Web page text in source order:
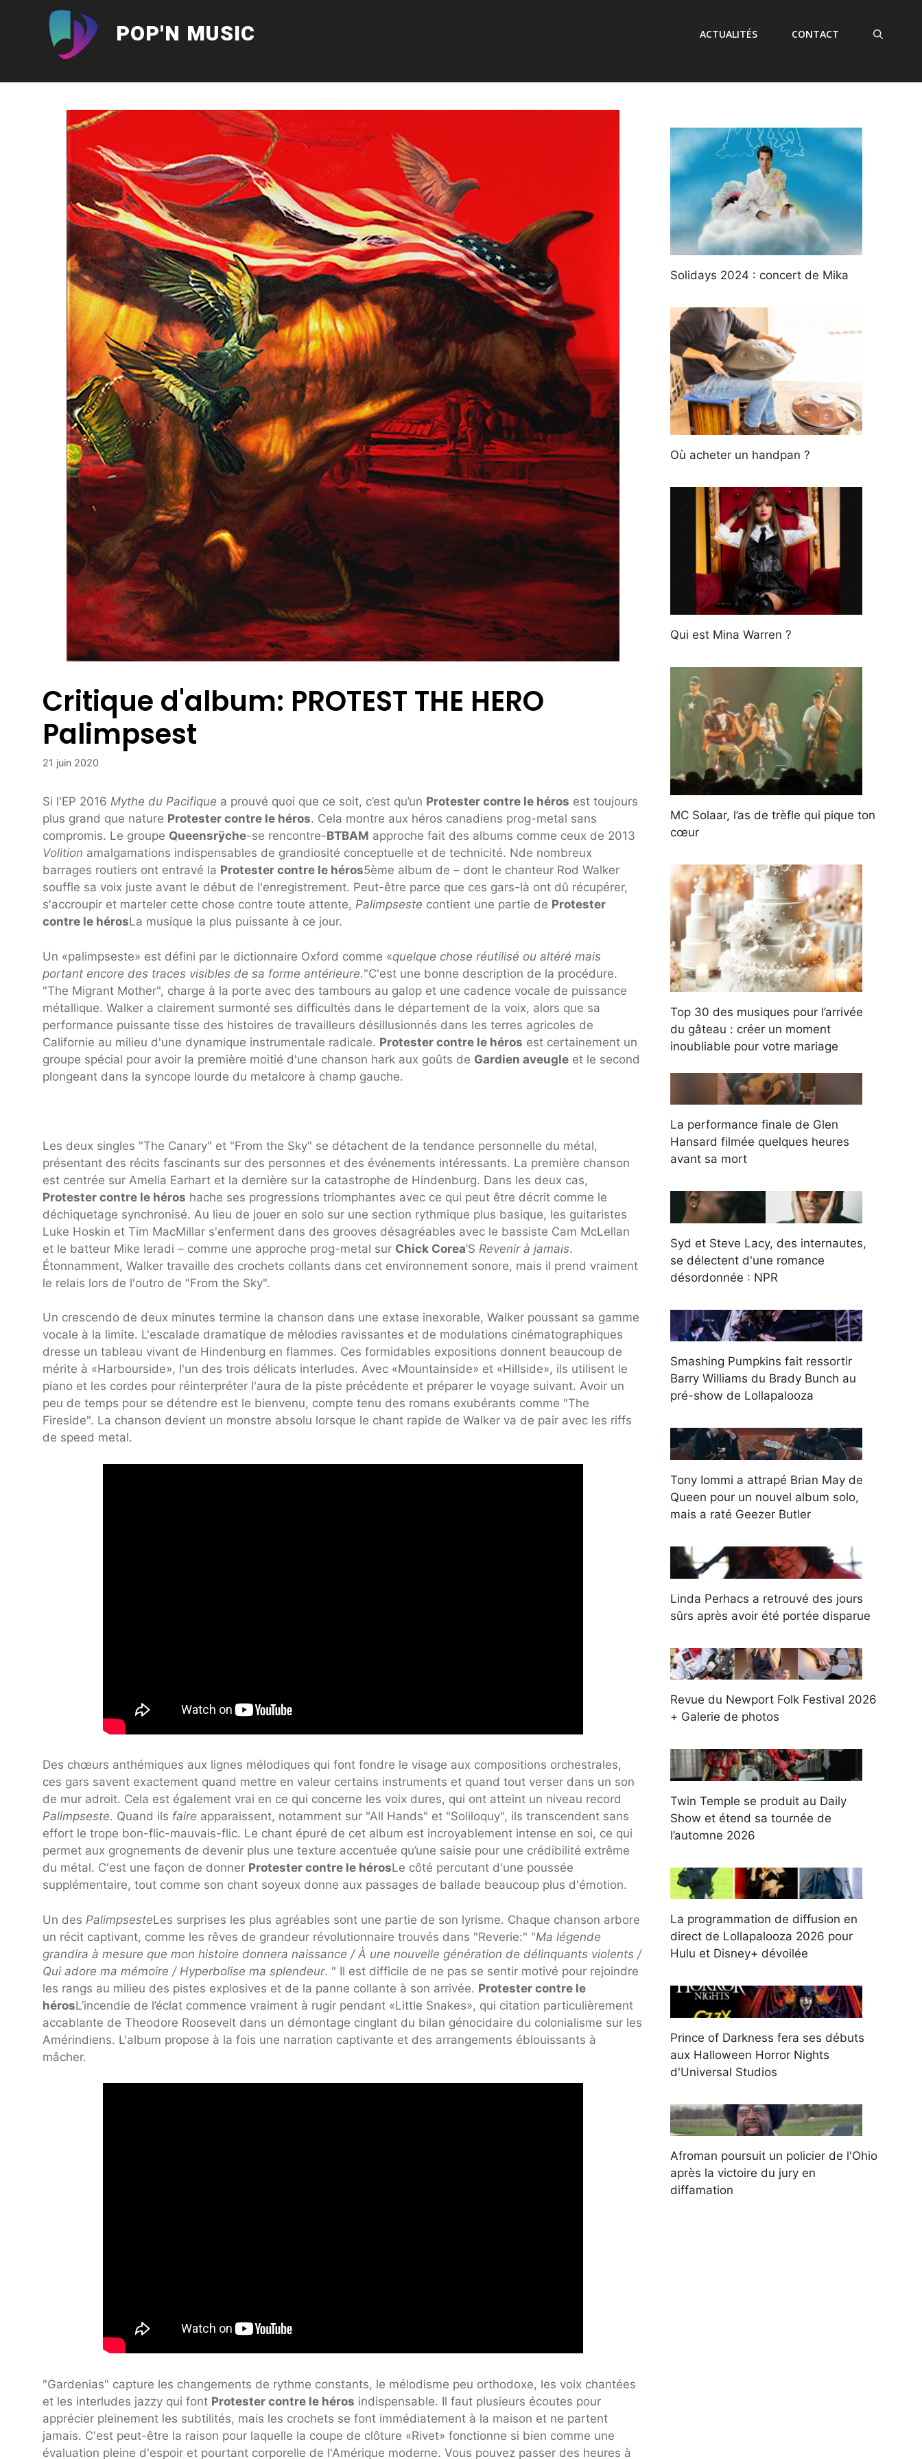
POP'N MUSIC ACTUALITÉS CONTACT
Critique d'album: PROTEST THE HERO
Palimpsest
21 juin 2020
Si l'EP 2016 Mythe du Pacifique a prouvé quoi que ce soit, c’est qu’un Protester contre le héros est toujours
plus grand que nature Protester contre le héros. Cela montre aux héros canadiens prog-metal sans
compromis. Le groupe Queensrÿche-se rencontre-BTBAM approche fait des albums comme ceux de 2013
Volition amalgamations indispensables de grandiosité conceptuelle et de technicité. Nde nombreux
barrages routiers ont entravé la Protester contre le héros5ème album de – dont le chanteur Rod Walker
souffle sa voix juste avant le début de l'enregistrement. Peut-être parce que ces gars-là ont dû récupérer,
s'accroupir et marteler cette chose contre toute attente, Palimpseste contient une partie de Protester
contre le hérosLa musique la plus puissante à ce jour.
Un «palimpseste» est défini par le dictionnaire Oxford comme «quelque chose réutilisé ou altéré mais
portant encore des traces visibles de sa forme antérieure."C'est une bonne description de la procédure.
"The Migrant Mother", charge à la porte avec des tambours au galop et une cadence vocale de puissance
métallique. Walker a clairement surmonté ses difficultés dans le département de la voix, alors que sa
performance puissante tisse des histoires de travailleurs désillusionnés dans les terres agricoles de
Californie au milieu d'une dynamique instrumentale radicale. Protester contre le héros est certainement un
groupe spécial pour avoir la première moitié d'une chanson hark aux goûts de Gardien aveugle et le second
plongeant dans la syncope lourde du metalcore à champ gauche.
Les deux singles "The Canary" et "From the Sky" se détachent de la tendance personnelle du métal,
présentant des récits fascinants sur des personnes et des événements intéressants. La première chanson
est centrée sur Amelia Earhart et la dernière sur la catastrophe de Hindenburg. Dans les deux cas,
Protester contre le héros hache ses progressions triomphantes avec ce qui peut être décrit comme le
déchiquetage synchronisé. Au lieu de jouer en solo sur une section rythmique plus basique, les guitaristes
Luke Hoskin et Tim MacMillar s'enferment dans des grooves désagréables avec le bassiste Cam McLellan
et le batteur Mike Ieradi – comme une approche prog-metal sur Chick Corea’S Revenir à jamais.
Étonnamment, Walker travaille des crochets collants dans cet environnement sonore, mais il prend vraiment
le relais lors de l'outro de "From the Sky".
Un crescendo de deux minutes termine la chanson dans une extase inexorable, Walker poussant sa gamme
vocale à la limite. L'escalade dramatique de mélodies ravissantes et de modulations cinématographiques
dresse un tableau vivant de Hindenburg en flammes. Ces formidables expositions donnent beaucoup de
mérite à «Harbourside», l'un des trois délicats interludes. Avec «Mountainside» et «Hillside», ils utilisent le
piano et les cordes pour réinterpréter l'aura de la piste précédente et préparer le voyage suivant. Avoir un
peu de temps pour se détendre est le bienvenu, compte tenu des romans exubérants comme "The
Fireside". La chanson devient un monstre absolu lorsque le chant rapide de Walker va de pair avec les riffs
de speed metal.
Des chœurs anthémiques aux lignes mélodiques qui font fondre le visage aux compositions orchestrales,
ces gars savent exactement quand mettre en valeur certains instruments et quand tout verser dans un son
de mur adroit. Cela est également vrai en ce qui concerne les voix dures, qui ont atteint un niveau record
Palimpseste. Quand ils faire apparaissent, notamment sur "All Hands" et "Soliloquy", ils transcendent sans
effort le trope bon-flic-mauvais-flic. Le chant épuré de cet album est incroyablement intense en soi, ce qui
permet aux grognements de devenir plus une texture accentuée qu’une saisie pour une crédibilité extrême
du métal. C'est une façon de donner Protester contre le hérosLe côté percutant d'une poussée
supplémentaire, tout comme son chant soyeux donne aux passages de ballade beaucoup plus d'émotion.
Un des PalimpsesteLes surprises les plus agréables sont une partie de son lyrisme. Chaque chanson arbore
un récit captivant, comme les rêves de grandeur révolutionnaire trouvés dans "Reverie:" "Ma légende
grandira à mesure que mon histoire donnera naissance / À une nouvelle génération de délinquants violents /
Qui adore ma mémoire / Hyperbolise ma splendeur. " Il est difficile de ne pas se sentir motivé pour rejoindre
les rangs au milieu des pistes explosives et de la panne collante à son arrivée. Protester contre le
hérosL’incendie de l’éclat commence vraiment à rugir pendant «Little Snakes», qui citation particulièrement
accablante de Theodore Roosevelt dans un démontage cinglant du bilan génocidaire du colonialisme sur les
Amérindiens. L'album propose à la fois une narration captivante et des arrangements éblouissants à
mâcher.
"Gardenias" capture les changements de rythme constants, le mélodisme peu orthodoxe, les voix chantées
et les interludes jazzy qui font Protester contre le héros indispensable. Il faut plusieurs écoutes pour
apprécier pleinement les subtilités, mais les crochets se font immédiatement à la maison et ne partent
jamais. C'est peut-être la raison pour laquelle la coupe de clôture «Rivet» fonctionne si bien comme une
évaluation pleine d'espoir et pourtant corporelle de l'Amérique moderne. Vous pouvez passer des heures à
Solidays 2024 : concert de Mika
Où acheter un handpan ?
Qui est Mina Warren ?
MC Solaar, l’as de trèfle qui pique ton
cœur
Top 30 des musiques pour l’arrivée
du gâteau : créer un moment
inoubliable pour votre mariage
La performance finale de Glen
Hansard filmée quelques heures
avant sa mort
Syd et Steve Lacy, des internautes,
se délectent d'une romance
désordonnée : NPR
Smashing Pumpkins fait ressortir
Barry Williams du Brady Bunch au
pré-show de Lollapalooza
Tony Iommi a attrapé Brian May de
Queen pour un nouvel album solo,
mais a raté Geezer Butler
Linda Perhacs a retrouvé des jours
sûrs après avoir été portée disparue
Revue du Newport Folk Festival 2026
+ Galerie de photos
Twin Temple se produit au Daily
Show et étend sa tournée de
l’automne 2026
La programmation de diffusion en
direct de Lollapalooza 2026 pour
Hulu et Disney+ dévoilée
Prince of Darkness fera ses débuts
aux Halloween Horror Nights
d'Universal Studios
Afroman poursuit un policier de l'Ohio
après la victoire du jury en
diffamation